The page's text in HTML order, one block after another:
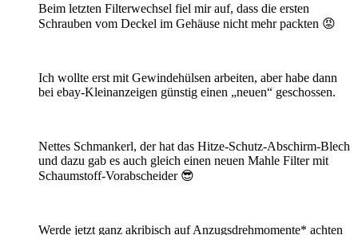
Beim letzten Filterwechsel fiel mir auf, dass die ersten
Schrauben vom Deckel im Gehäuse nicht mehr packten 😡
Ich wollte erst mit Gewindehülsen arbeiten, aber habe dann
bei ebay-Kleinanzeigen günstig einen „neuen“ geschossen.
Nettes Schmankerl, der hat das Hitze-Schutz-Abschirm-Blech
und dazu gab es auch gleich einen neuen Mahle Filter mit
Schaumstoff-Vorabscheider 😎
Werde jetzt ganz akribisch auf Anzugsdrehmomente* achten